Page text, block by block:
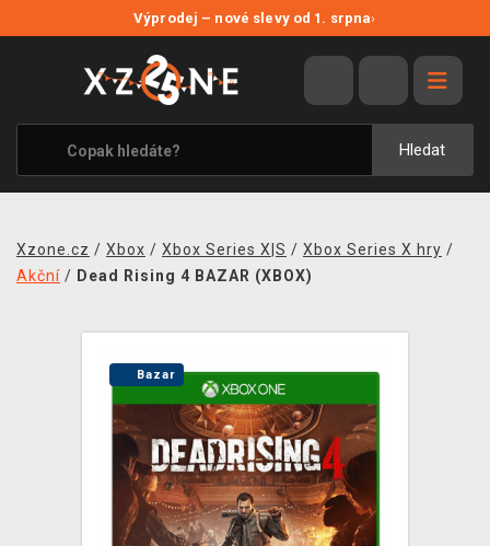
Výprodej – nové slevy od 1. srpna›
Hledat
VÝPRODEJ
VIDEOHRY
XZONE ORIGINALS
TÉMATIKY
MERCHANDISE
Xzone.cz / Xbox / Xbox Series X|S / Xbox Series X hry /
Akční / Dead Rising 4 BAZAR (XBOX)
Bazar